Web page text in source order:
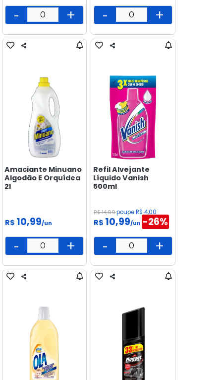
- + - +
Amaciante Minuano
Algodão E Orquídea
2l
R$ 10,99/un
- +
Refil Alvejante
Líquido Vanish
500ml
R$ 14,99poupe R$ 4,00
R$ 10,99/un -26%
- +